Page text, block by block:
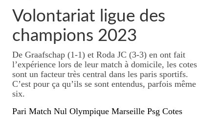
Volontariat ligue des
champions 2023
De Graafschap (1-1) et Roda JC (3-3) en ont fait
l’expérience lors de leur match à domicile, les cotes
sont un facteur très central dans les paris sportifs.
C’est pour ça qu’ils se sont entendus, parfois même
six.
Pari Match Nul Olympique Marseille Psg Cotes